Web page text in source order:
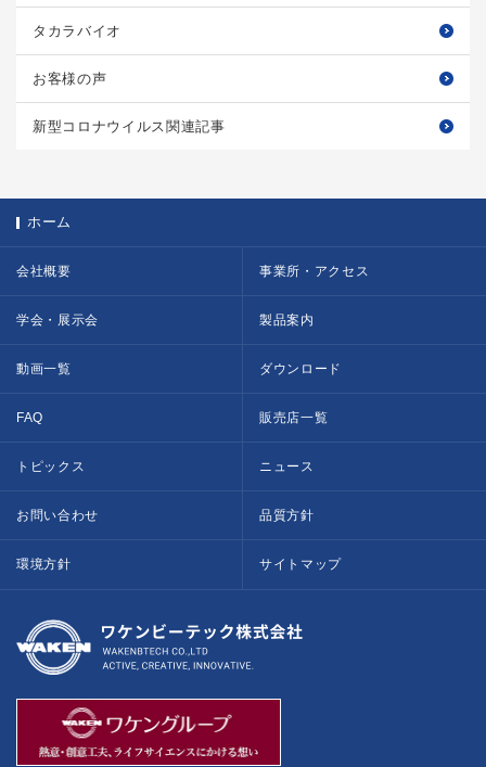
タカラバイオ
お客様の声
新型コロナウイルス関連記事
ホーム
会社概要 事業所・アクセス
学会・展示会 製品案内
動画一覧 ダウンロード
FAQ 販売店一覧
トピックス ニュース
お問い合わせ 品質方針
環境方針 サイトマップ